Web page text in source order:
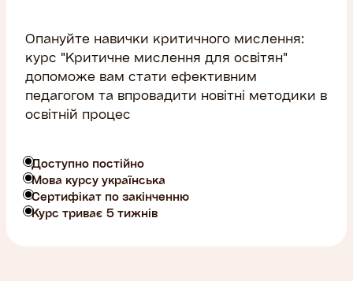
Опануйте навички критичного мислення:
курс "Критичне мислення для освітян"
допоможе вам стати ефективним
педагогом та впровадити новітні методики в
освітній процес
Доступно постійно
Мова курсу українська
Сертифікат по закінченню
Курс триває 5 тижнів